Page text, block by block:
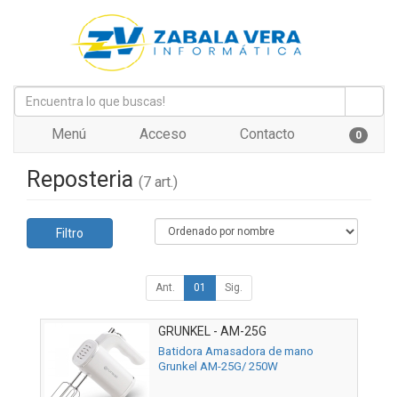
Menú Acceso Contacto 0
Reposteria (7 art.)
Filtro
Ant. 01 Sig.
GRUNKEL - AM-25G
Batidora Amasadora de mano
Grunkel AM-25G/ 250W